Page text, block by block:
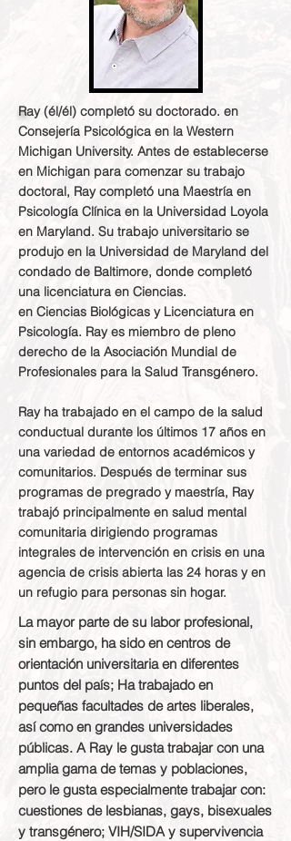
Ray (él/él) completó su doctorado. en
Consejería Psicológica en la Western
Michigan University. Antes de establecerse
en Michigan para comenzar su trabajo
doctoral, Ray completó una Maestría en
Psicología Clínica en la Universidad Loyola
en Maryland. Su trabajo universitario se
produjo en la Universidad de Maryland del
condado de Baltimore, donde completó
una licenciatura en Ciencias.
en Ciencias Biológicas y Licenciatura en
Psicología. Ray es miembro de pleno
derecho de la Asociación Mundial de
Profesionales para la Salud Transgénero.
Ray ha trabajado en el campo de la salud
conductual durante los últimos 17 años en
una variedad de entornos académicos y
comunitarios. Después de terminar sus
programas de pregrado y maestría, Ray
trabajó principalmente en salud mental
comunitaria dirigiendo programas
integrales de intervención en crisis en una
agencia de crisis abierta las 24 horas y en
un refugio para personas sin hogar.
La mayor parte de su labor profesional,
sin embargo, ha sido en centros de
orientación universitaria en diferentes
puntos del país; Ha trabajado en
pequeñas facultades de artes liberales,
así como en grandes universidades
públicas. A Ray le gusta trabajar con una
amplia gama de temas y poblaciones,
pero le gusta especialmente trabajar con:
cuestiones de lesbianas, gays, bisexuales
y transgénero; VIH/SIDA y supervivencia